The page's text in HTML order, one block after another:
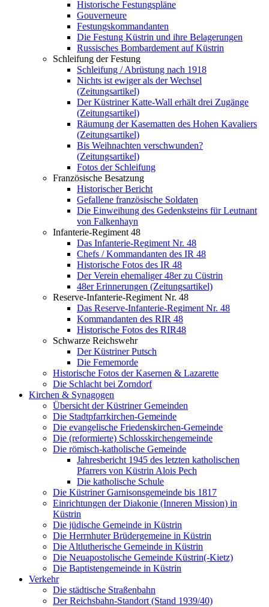
Historische Festungspläne
Gouverneure
Festungskommandanten
Die Festung Küstrin und ihre Belagerungen
Russisches Bombardement auf Küstrin
Schleifung der Festung
Schleifung / Abrüstung nach 1918
Nichts ist ewiger als der Wechsel
(Zeitungsartikel)
Der Küstriner Katte-Wall erhält drei Zugänge
(Zeitungsartikel)
Räumung der Kasematten des Hohen Kavaliers
(Zeitungsartikel)
Bis Weihnachten verschwunden?
(Zeitungsartikel)
Fotos der Schleifung
Französische Besatzung
Historischer Bericht
Gefallene französische Soldaten
Die Einweihung des Gedenksteins für Leutnant
von Falkenhayn
Infanterie-Regiment 48
Das Infanterie-Regiment Nr. 48
Chefs / Kommandanten des IR 48
Historische Fotos des IR 48
Der Verein ehemaliger 48er zu Cüstrin
48er Erinnerungen (Zeitungsartikel)
Reserve-Infanterie-Regiment Nr. 48
Das Reserve-Infanterie-Regiment Nr. 48
Kommandanten des RIR 48
Historische Fotos des RIR48
Schwarze Reichswehr
Der Küstriner Putsch
Die Fememorde
Historische Fotos der Kasernen & Lazarette
Die Schlacht bei Zorndorf
Kirchen & Synagogen
Übersicht der Küstriner Gemeinden
Die Stadtpfarrkirchen-Gemeinde
Die evangelische Friedenskirchen-Gemeinde
Die (reformierte) Schlosskirchengemeinde
Die römisch-katholische Gemeinde
Jahresbericht 1945 des letzten katholischen
Pfarrers von Küstrin Alois Pech
Die katholische Schule
Die Küstriner Garnisonsgemeinde bis 1817
Einrichtungen der Diakonie (Inneren Mission) in
Küstrin
Die jüdische Gemeinde in Küstrin
Die Herrnhuter Brüdergemeine in Küstrin
Die Altlutherische Gemeinde in Küstrin
Die Neuapostolische Gemeinde Küstrin(-Kietz)
Die Baptistengemeinde in Küstrin
Verkehr
Die städtische Straßenbahn
Der Reichsbahn-Standort (Stand 1939/40)